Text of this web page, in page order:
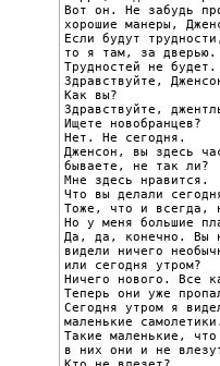
Вот он. Не забудь
хорошие манеры,
Если будут трудности,
то я там, за дверью.
Трудностей не будет.
Здравствуйте,
Как вы?
Здравствуйте,
Ищете новобранцев?
Нет. Не сегодня.
Дженсон, вы здесь
бываете, не так ли?
Мне здесь нравится.
Что вы делали
Тоже, что и всегда,
Но у меня большие
Да, да, конечно. Вы
видели ничего
или сегодня утром?
Ничего нового. Все
Теперь они уже
Сегодня утром я
маленькие самолетики.
Такие маленькие, что
в них они и не